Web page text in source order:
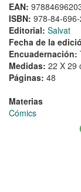
EAN:
ISBN: 978-84-
Editorial: Salvat
Fecha de la
Encuadernación:
Medidas: 22 X 29
Páginas: 48
Materias
Cómics